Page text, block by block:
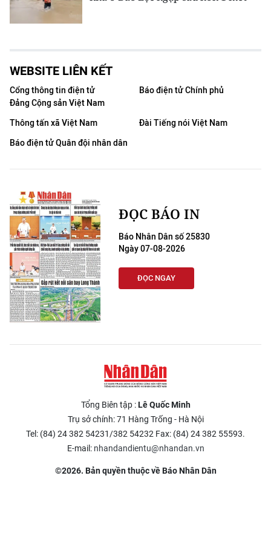
WEBSITE LIÊN KẾT
Cổng thông tin điện tử
Đảng Cộng sản Việt Nam
Báo điện tử Chính phủ
Thông tấn xã Việt Nam
Đài Tiếng nói Việt Nam
Báo điện tử Quân đội nhân dân
ĐỌC BÁO IN
Báo Nhân Dân số 25830
Ngày 07-08-2026
ĐỌC NGAY
Tổng Biên tập :Lê Quốc Minh
Trụ sở chính: 71 Hàng Trống - Hà Nội
Tel: (84) 24 382 54231/382 54232 Fax: (84) 24 382 55593.
E-mail: nhandandientu@nhandan.vn
©2026. Bản quyền thuộc về Báo Nhân Dân